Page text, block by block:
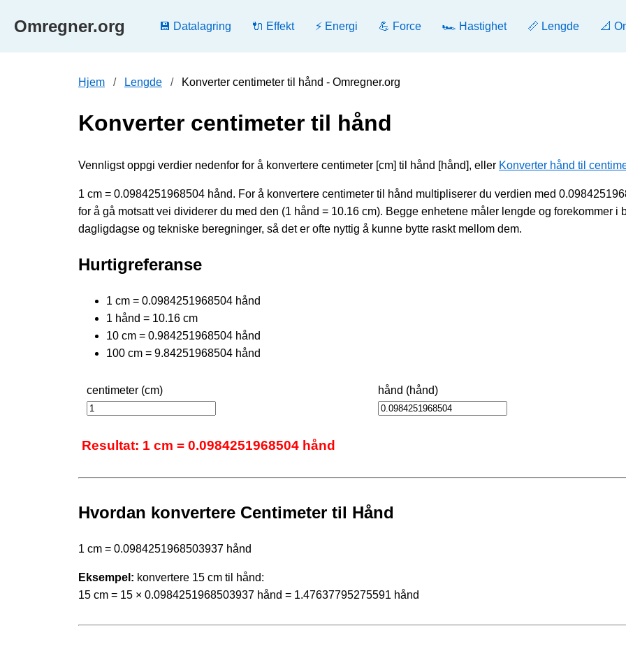
Omregner.org 💾 Datalagring 🔌 Effekt ⚡ Energi 💪 Force 🏎️ Hastighet 📏 Lengde 📐
Hjem Lengde Konverter centimeter til hånd - Omregner.org
Konverter centimeter til hånd
Vennligst oppgi verdier nedenfor for å konvertere centimeter [cm] til hånd [hånd], eller Konverter hånd til
1 cm = 0.0984251968504 hånd. For å konvertere centimeter til hånd multipliserer du verdien med
for å gå motsatt vei dividerer du med den (1 hånd = 10.16 cm). Begge enhetene måler lengde og forekommer i
dagligdagse og tekniske beregninger, så det er ofte nyttig å kunne bytte raskt mellom dem.
Hurtigreferanse
1 cm = 0.0984251968504 hånd
1 hånd = 10.16 cm
10 cm = 0.984251968504 hånd
100 cm = 9.84251968504 hånd
centimeter (cm) hånd (hånd)
Resultat: 1 cm = 0.0984251968504 hånd
Hvordan konvertere Centimeter til Hånd
1 cm = 0.0984251968503937 hånd
Eksempel: konvertere 15 cm til hånd:
15 cm = 15 × 0.0984251968503937 hånd = 1.47637795275591 hånd